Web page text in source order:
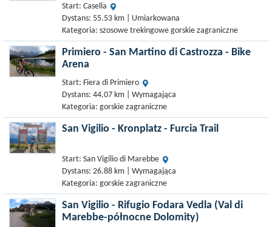
Start: Casella
Dystans: 55.53 km | Umiarkowana
Kategoria: szosowe trekingowe gorskie zagraniczne
Primiero - San Martino di Castrozza - Bike
Arena
Start: Fiera di Primiero
Dystans: 44.07 km | Wymagająca
Kategoria: gorskie zagraniczne
San Vigilio - Kronplatz - Furcia Trail
Start: San Vigilio di Marebbe
Dystans: 26.88 km | Wymagająca
Kategoria: gorskie zagraniczne
San Vigilio - Rifugio Fodara Vedla (Val di
Marebbe-północne Dolomity)